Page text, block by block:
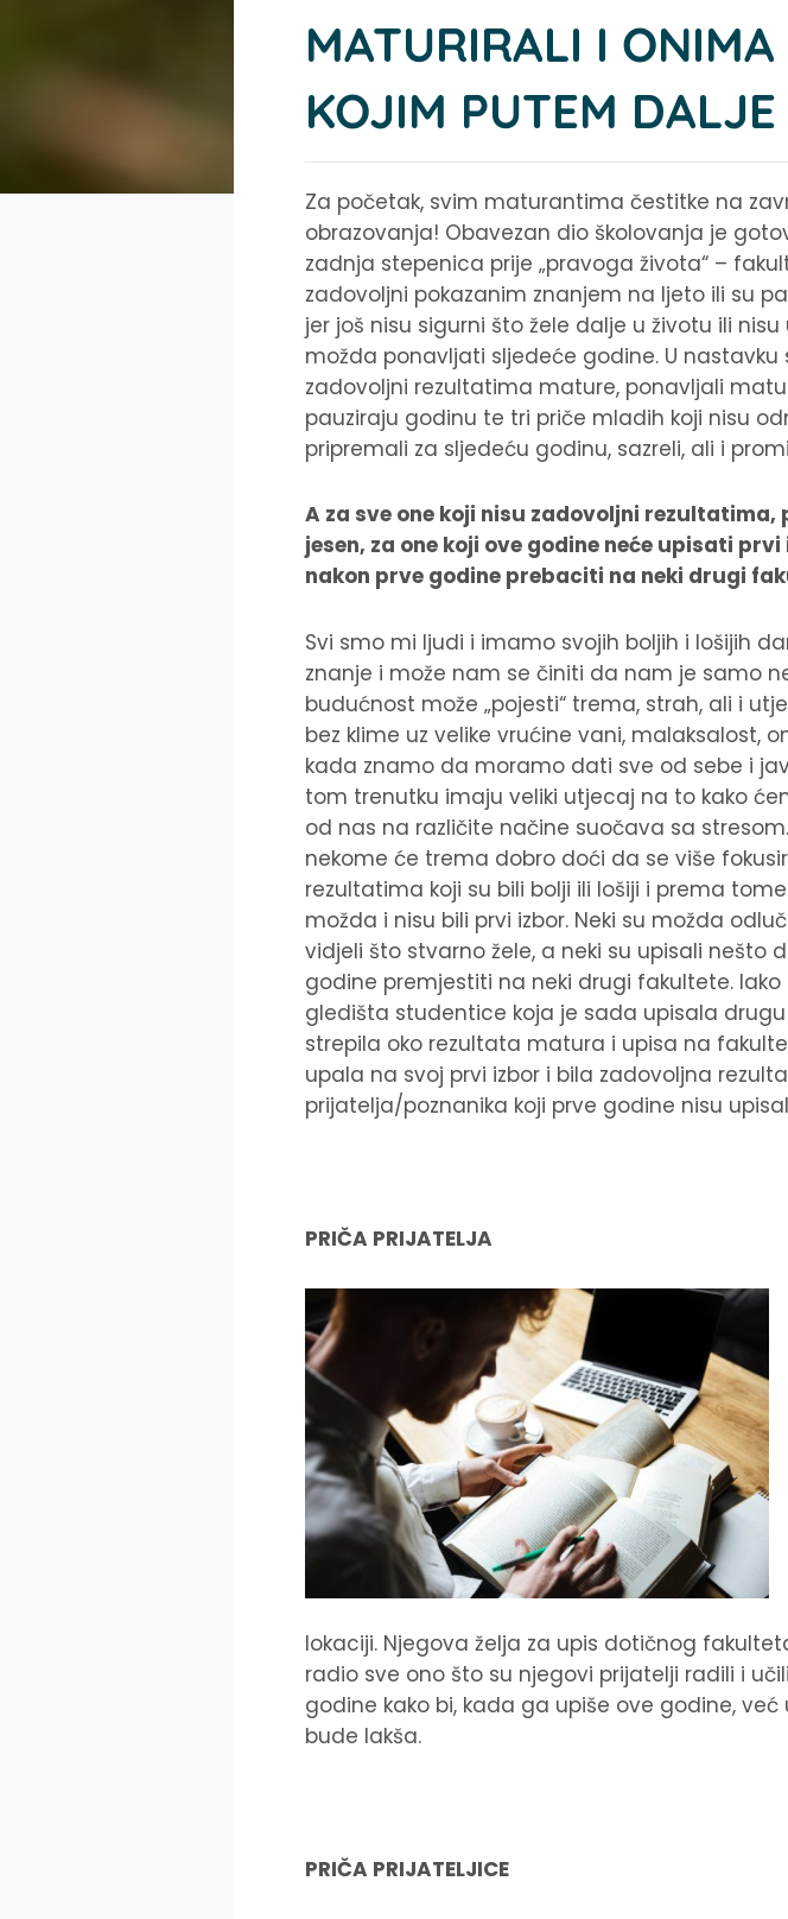
MATURIRALI I
KOJIM PUTEM DALJE
Za početak, svim maturantima čestitke na
obrazovanja! Obavezan dio školovanja je
zadnja stepenica prije „pravoga života“ –
zadovoljni pokazanim znanjem na ljeto ili su
jer još nisu sigurni što žele dalje u životu ili
možda ponavljati sljedeće godine. U nastavku
zadovoljni rezultatima mature, ponavljali
pauziraju godinu te tri priče mladih koji nisu
pripremali za sljedeću godinu, sazreli, ali i
A za sve one koji nisu zadovoljni
jesen, za one koji ove godine neće upisati
nakon prve godine prebaciti na neki drugi
Svi smo mi ljudi i imamo svojih boljih i lošijih
znanje i može nam se činiti da nam je samo
budućnost može „pojesti“ trema, strah, ali i
bez klime uz velike vrućine vani, malaksalost,
kada znamo da moramo dati sve od sebe i
tom trenutku imaju veliki utjecaj na to kako
od nas na različite načine suočava sa
nekome će trema dobro doći da se više
rezultatima koji su bili bolji ili lošiji i prema
možda i nisu bili prvi izbor. Neki su možda
vidjeli što stvarno žele, a neki su upisali nešto
godine premjestiti na neki drugi fakultete.
gledišta studentice koja je sada upisala
strepila oko rezultata matura i upisa na
upala na svoj prvi izbor i bila zadovoljna
prijatelja/poznanika koji prve godine nisu
PRIČA PRIJATELJA
lokaciji. Njegova želja za upis dotičnog
radio sve ono što su njegovi prijatelji radili i
godine kako bi, kada ga upiše ove godine,
bude lakša.
PRIČA PRIJATELJICE